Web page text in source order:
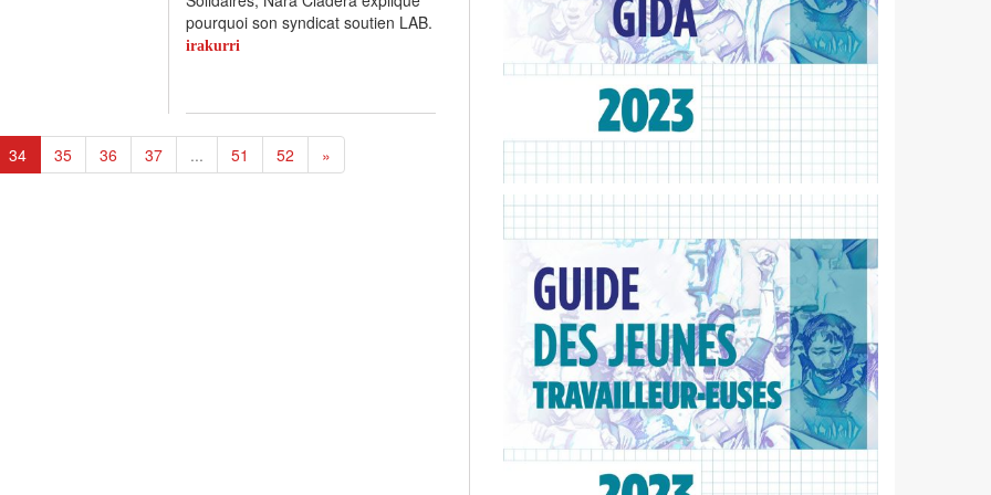
pourquoi son syndicat soutien LAB.
irakurri
34 35 36 37 ... 51 52 »